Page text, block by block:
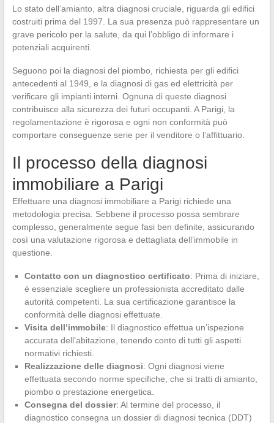
Lo stato dell’amianto, altra diagnosi cruciale, riguarda gli edifici
costruiti prima del 1997. La sua presenza può rappresentare un
grave pericolo per la salute, da qui l’obbligo di informare i
potenziali acquirenti.
Seguono poi la diagnosi del piombo, richiesta per gli edifici
antecedenti al 1949, e la diagnosi di gas ed elettricità per
verificare gli impianti interni. Ognuna di queste diagnosi
contribuisce alla sicurezza dei futuri occupanti. A Parigi, la
regolamentazione è rigorosa e ogni non conformità può
comportare conseguenze serie per il venditore o l’affittuario.
Il processo della diagnosi
immobiliare a Parigi
Effettuare una diagnosi immobiliare a Parigi richiede una
metodologia precisa. Sebbene il processo possa sembrare
complesso, generalmente segue fasi ben definite, assicurando
così una valutazione rigorosa e dettagliata dell’immobile in
questione.
Contatto con un diagnostico certificato: Prima di iniziare,
è essenziale scegliere un professionista accreditato dalle
autorità competenti. La sua certificazione garantisce la
conformità delle diagnosi effettuate.
Visita dell’immobile: Il diagnostico effettua un’ispezione
accurata dell’abitazione, tenendo conto di tutti gli aspetti
normativi richiesti.
Realizzazione delle diagnosi: Ogni diagnosi viene
effettuata secondo norme specifiche, che si tratti di amianto,
piombo o prestazione energetica.
Consegna del dossier: Al termine del processo, il
diagnostico consegna un dossier di diagnosi tecnica (DDT)